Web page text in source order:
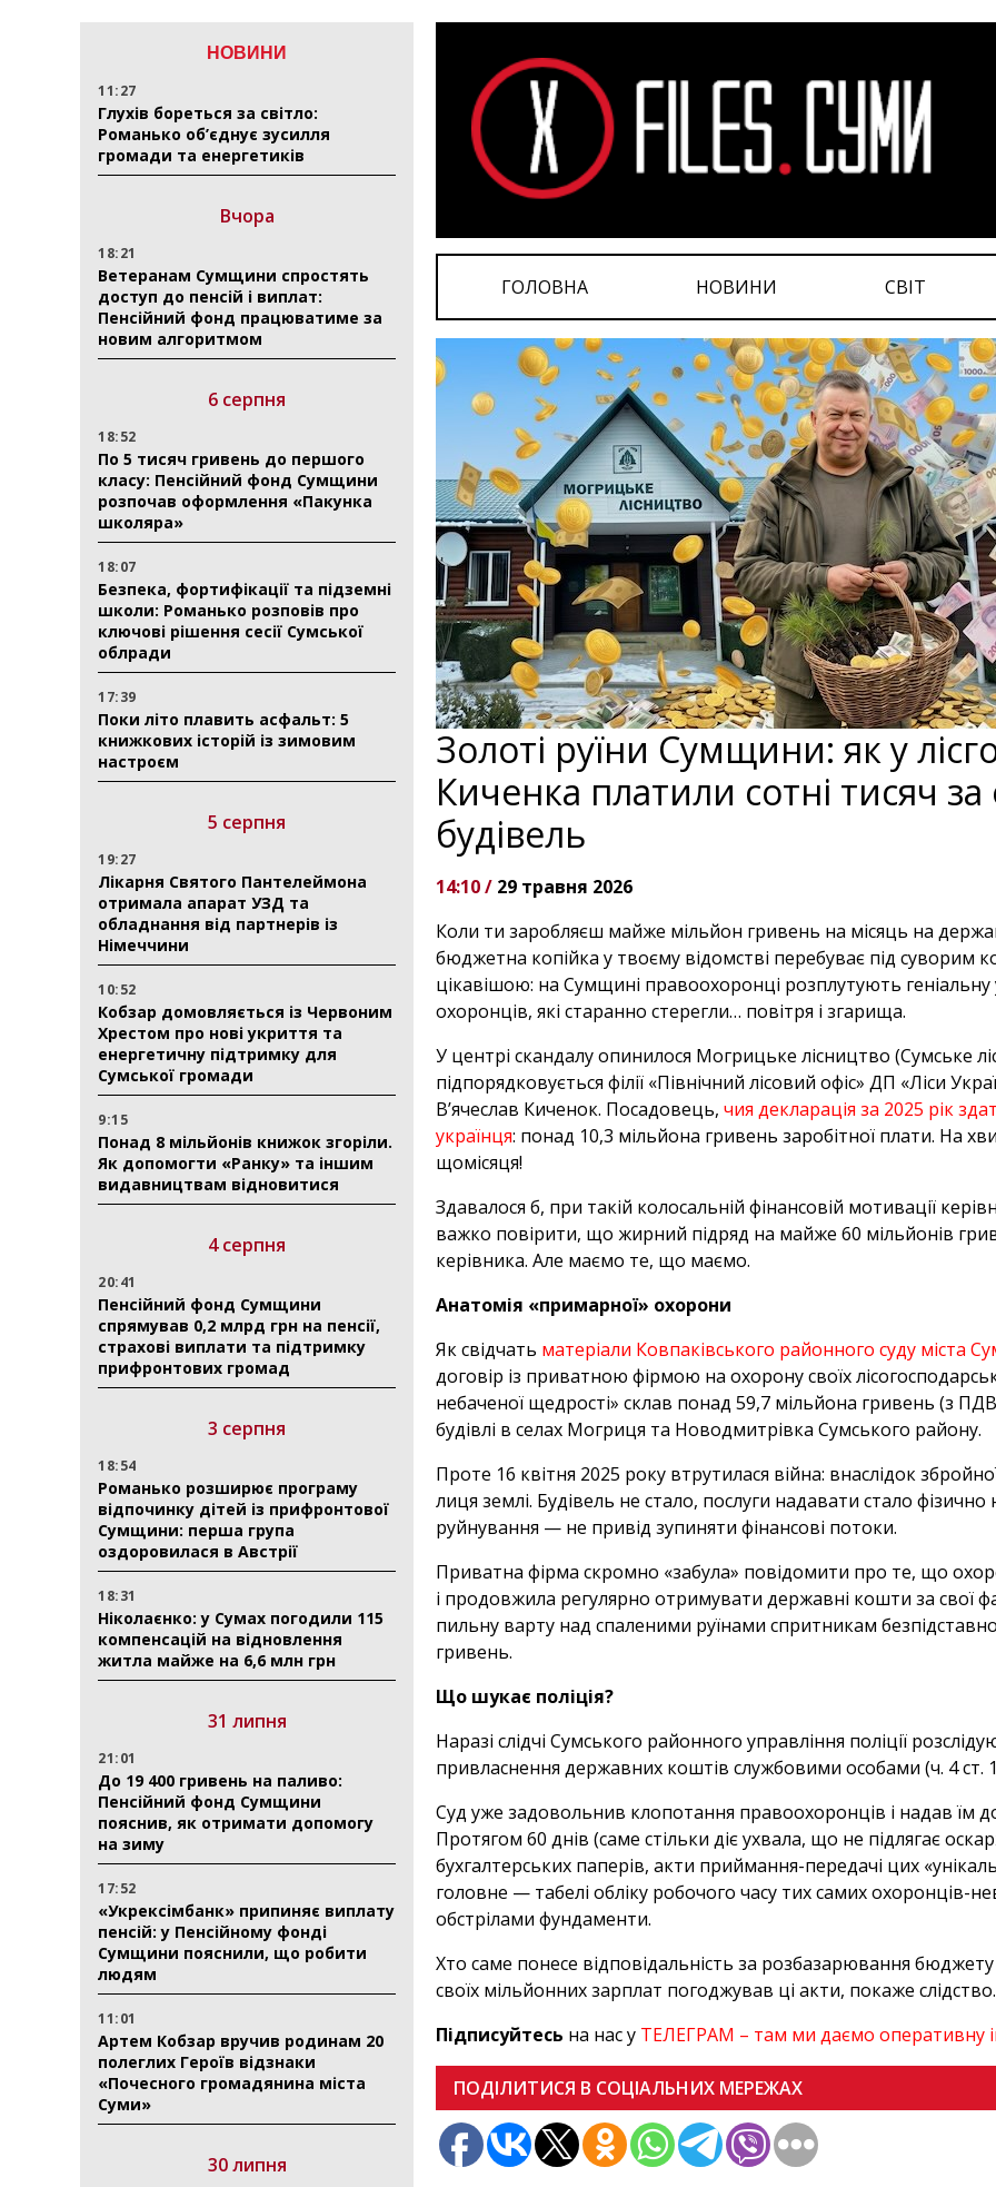
ГОЛОВНА НОВИНИ СВІТ
НОВИНИ
11:27
Глухів бореться за світло:
Романько об’єднує зусилля
громади та енергетиків
Вчора
18:21
Ветеранам Сумщини спростять
доступ до пенсій і виплат:
Пенсійний фонд працюватиме за
новим алгоритмом
6 серпня
18:52
По 5 тисяч гривень до першого
класу: Пенсійний фонд Сумщини
розпочав оформлення «Пакунка
школяра»
18:07
Безпека, фортифікації та підземні
школи: Романько розповів про
ключові рішення сесії Сумської
облради
17:39
Поки літо плавить асфальт: 5
книжкових історій із зимовим
настроєм
5 серпня
19:27
Лікарня Святого Пантелеймона
отримала апарат УЗД та
обладнання від партнерів із
Німеччини
10:52
Кобзар домовляється із Червоним
Хрестом про нові укриття та
енергетичну підтримку для
Сумської громади
9:15
Понад 8 мільйонів книжок згоріли.
Як допомогти «Ранку» та іншим
видавництвам відновитися
4 серпня
20:41
Пенсійний фонд Сумщини
спрямував 0,2 млрд грн на пенсії,
страхові виплати та підтримку
прифронтових громад
3 серпня
18:54
Романько розширює програму
відпочинку дітей із прифронтової
Сумщини: перша група
оздоровилася в Австрії
18:31
Ніколаєнко: у Сумах погодили 115
компенсацій на відновлення
житла майже на 6,6 млн грн
31 липня
21:01
До 19 400 гривень на паливо:
Пенсійний фонд Сумщини
пояснив, як отримати допомогу
на зиму
17:52
«Укрексімбанк» припиняє виплату
пенсій: у Пенсійному фонді
Сумщини пояснили, що робити
людям
11:01
Артем Кобзар вручив родинам 20
полеглих Героїв відзнаки
«Почесного громадянина міста
Суми»
30 липня
Золоті руїни Сумщини: як у
Киченка платили сотні тисяч
будівель
14:10 / 29 травня 2026
Коли ти заробляєш майже мільйон гривень на місяць на
бюджетна копійка у твоєму відомстві перебуває під суворим
цікавішою: на Сумщині правоохоронці розплутують геніальну
охоронців, які старанно стерегли… повітря і згарища.
У центрі скандалу опинилося Могрицьке лісництво (Сумське
підпорядковується філії «Північний лісовий офіс» ДП «Ліси
Вʼячеслав Киченок. Посадовець,чия декларація за 2025 рік
українця: понад 10,3 мільйона гривень заробітної плати. На
щомісяця!
Здавалося б, при такій колосальній фінансовій мотивації
важко повірити, що жирний підряд на майже 60 мільйонів
керівника. Але маємо те, що маємо.
Анатомія «примарної» охорони
Як свідчать матеріали Ковпаківського районного суду міста
договір із приватною фірмою на охорону своїх
небаченої щедрості» склав понад 59,7 мільйона гривень (з
будівлі в селах Могриця та Новодмитрівка Сумського району.
Проте 16 квітня 2025 року втрутилася війна: внаслідок
лиця землі. Будівель не стало, послуги надавати стало
руйнування — не привід зупиняти фінансові потоки.
Приватна фірма скромно «забула» повідомити про те, що
і продовжила регулярно отримувати державні кошти за свої
пильну варту над спаленими руїнами спритникам
гривень.
Що шукає поліція?
Наразі слідчі Сумського районного управління поліції
привласнення державних коштів службовими особами (ч. 4 ст.
Суд уже задовольнив клопотання правоохоронців і надав їм
Протягом 60 днів (саме стільки діє ухвала, що не підлягає
бухгалтерських паперів, акти приймання-передачі цих
головне — табелі обліку робочого часу тих самих охоронців-
обстрілами фундаменти.
Хто саме понесе відповідальність за розбазарювання
своїх мільйонних зарплат погоджував ці акти, покаже слідство.
Підписуйтесь на нас у ТЕЛЕГРАМ – там ми даємо оперативну
ПОДІЛИТИСЯ В СОЦІАЛЬНИХ МЕРЕЖАХ